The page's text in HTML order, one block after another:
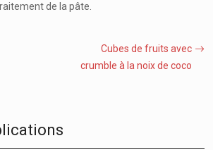
de la pâte.
Cubes de fruits avec
crumble à la noix de coco